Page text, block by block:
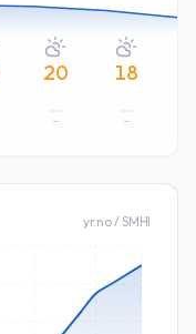
20
–
18
–
yr.no / SMHI